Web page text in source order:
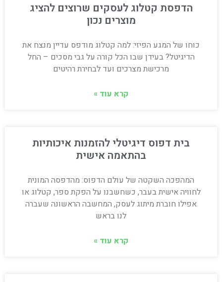
הדפסת קטלוג לעסקים שרוצים להציג
מוצרים נכון
כוחו של המגע הפיזי: למה קטלוג מודפס עדיין מנצח את
הדיגיטל? בעידן שבו הכל קורה על גבי מסכים – החל
מרכישת מצרכים ועד לבחירת רהיטים
קרא עוד »
בית דפוס דיגיטלי להזמנות איכותיות
בהתאמה אישית
המהפכה השקטה של עולם הדפוס: מהדפסה המונית
לחוויה אישית בעבר, כשחשבנו על הפקת ספר, קטלוג או
אפילו חוברת מיתוג לעסק, המחשבה הראשונה שעברה
לנו בראש
קרא עוד »